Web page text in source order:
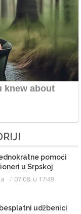
pomoći
u Srpskoj
07.08. u 17:49
udžbenici